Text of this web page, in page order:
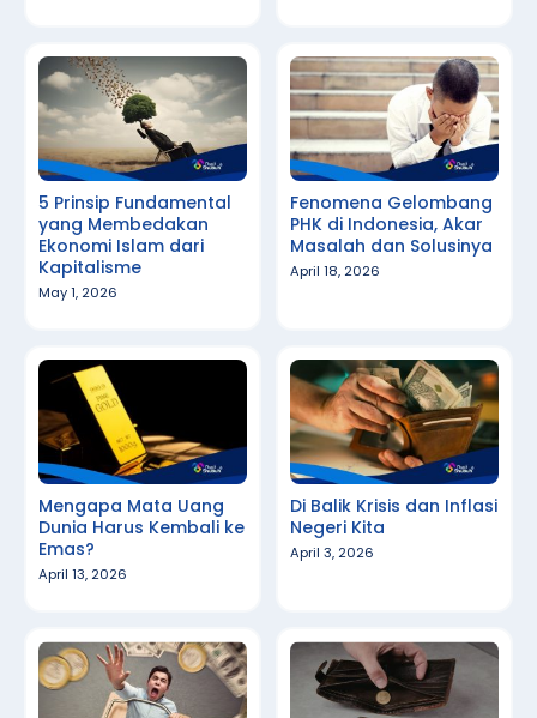
5 Prinsip Fundamental
yang Membedakan
Ekonomi Islam dari
Kapitalisme
May 1, 2026
Fenomena Gelombang
PHK di Indonesia, Akar
Masalah dan Solusinya
April 18, 2026
Mengapa Mata Uang
Dunia Harus Kembali ke
Emas?
April 13, 2026
Di Balik Krisis dan Inflasi
Negeri Kita
April 3, 2026